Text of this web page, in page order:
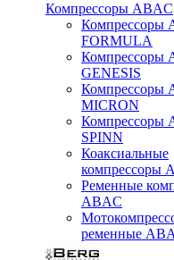
Компрессоры ABAC
Компрессоры
FORMULA
Компрессоры
GENESIS
Компрессоры
MICRON
Компрессоры
SPINN
Коаксиальные
компрессоры
Ременные
ABAC
ременные